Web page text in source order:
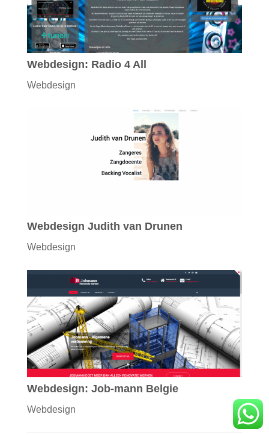
Webdesign: Radio 4 All
Webdesign
Webdesign Judith van Drunen
Webdesign
Webdesign: Job-mann Belgie
Webdesign